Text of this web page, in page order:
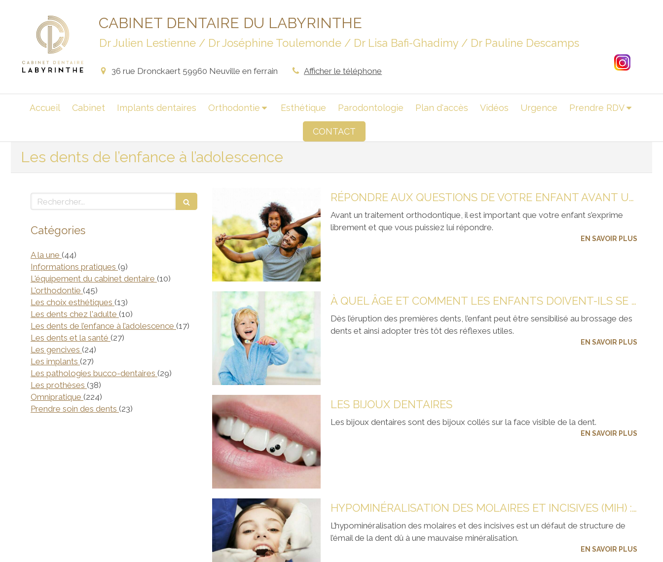
CABINET DENTAIRE DU LABYRINTHE
Dr Julien Lestienne / Dr Joséphine Toulemonde / Dr Lisa Bafi-Ghadimy / Dr Pauline Descamps
36 rue Dronckaert 59960 Neuville en ferrain Afficher le téléphone
Accueil Cabinet Implants dentaires Orthodontie Esthétique Parodontologie Plan d'accès Vidéos Urgence Prendre RDV
CONTACT
Les dents de l’enfance à l’adolescence
RÉPONDRE AUX QUESTIONS DE VOTRE ENFANT AVANT UN TRAITEMENT ORTHODONTIQUE
Avant un traitement orthodontique, il est important que votre enfant s’exprime
librement et que vous puissiez lui répondre.
EN SAVOIR PLUS
À QUEL ÂGE ET COMMENT LES ENFANTS DOIVENT-ILS SE BROSSER LES DENTS ?
Dès l’éruption des premières dents, l’enfant peut être sensibilisé au brossage des
dents et ainsi adopter très tôt des réflexes utiles.
EN SAVOIR PLUS
LES BIJOUX DENTAIRES
Les bijoux dentaires sont des bijoux collés sur la face visible de la dent.
EN SAVOIR PLUS
HYPOMINÉRALISATION DES MOLAIRES ET INCISIVES (MIH) : PRÉSENTATION
L’hypominéralisation des molaires et des incisives est un défaut de structure de
l’émail de la dent dû à une mauvaise minéralisation.
EN SAVOIR PLUS
Rechercher
Catégories
A la une (44)
Informations pratiques (9)
L'équipement du cabinet dentaire (10) Articles Count
L'orthodontie (45)
Les choix esthétiques (13)
Les dents chez l'adulte (10)
Les dents de l’enfance à l’adolescence (17) Articles Count
Les dents et la santé (27)
Les gencives (24)
Les implants (27)
Les pathologies bucco-dentaires (29) Articles Count
Les prothèses (38)
Omnipratique (224)
Prendre soin des dents (23)